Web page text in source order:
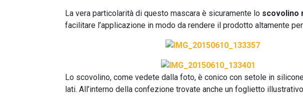
La vera particolarità di questo mascara è sicuramente lo scovolino
facilitare l’applicazione in modo da rendere il prodotto altamente
Lo scovolino, come vedete dalla foto, è conico con setole in
lati. All’interno della confezione trovate anche un foglietto